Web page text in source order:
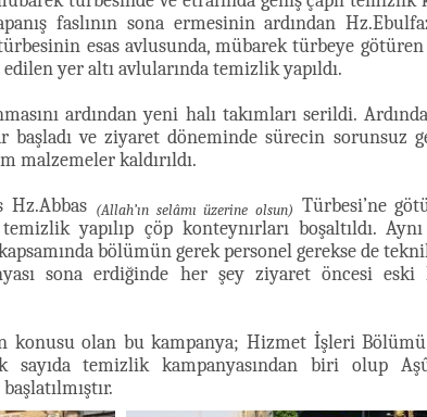
faslının sona ermesinin ardından
esas avlusunda, mübarek türbeye
yer altı avlularında temizlik yapıldı.
ardından yeni halı takımları serildi.
başladı ve ziyaret döneminde sürecin sorunsuz
malzemeler kaldırıldı.
Hz.Abbas (Allah’ın selâmı üzerine olsun) Türbesi’ne
yapılıp çöp konteynırları boşaltıldı.
bölümün gerek personel gerekse de
sona erdiğinde her şey ziyaret öncesi eski
konusu olan bu kampanya; Hizmet İşleri
sayıda temizlik kampanyasından biri olup